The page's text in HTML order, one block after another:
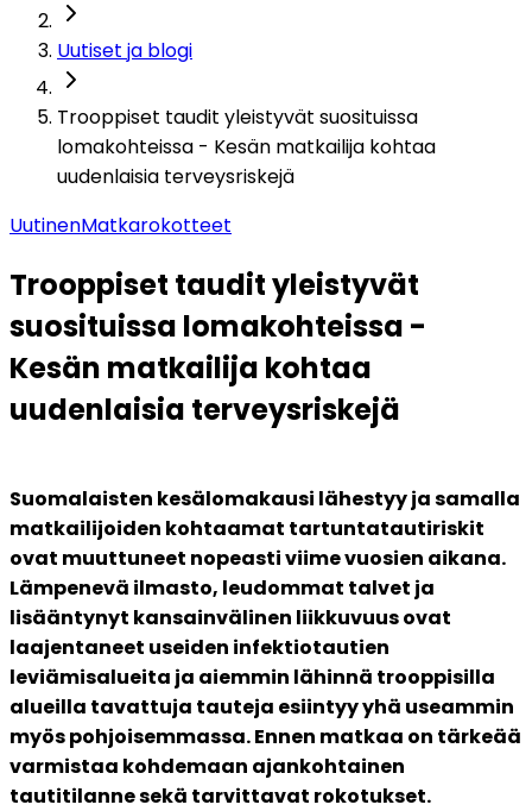
Uutiset ja blogi
Trooppiset taudit yleistyvät suosituissa
lomakohteissa - Kesän matkailija kohtaa
uudenlaisia terveysriskejä
UutinenMatkarokotteet
Trooppiset taudit yleistyvät
suosituissa lomakohteissa -
Kesän matkailija kohtaa
uudenlaisia terveysriskejä
Suomalaisten kesälomakausi lähestyy ja samalla
matkailijoiden kohtaamat tartuntatautiriskit
ovat muuttuneet nopeasti viime vuosien aikana.
Lämpenevä ilmasto, leudommat talvet ja
lisääntynyt kansainvälinen liikkuvuus ovat
laajentaneet useiden infektiotautien
leviämisalueita ja aiemmin lähinnä trooppisilla
alueilla tavattuja tauteja esiintyy yhä useammin
myös pohjoisemmassa. Ennen matkaa on tärkeää
varmistaa kohdemaan ajankohtainen
tautitilanne sekä tarvittavat rokotukset.